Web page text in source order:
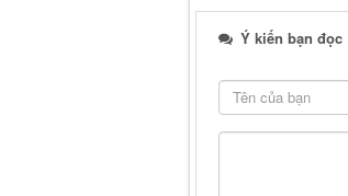
Ý kiến bạn đọc